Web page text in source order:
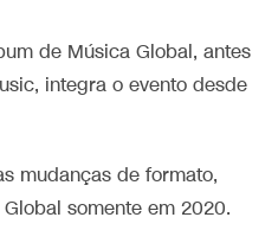
de Música Global, antes
integra o evento desde
mudanças de formato,
somente em 2020.